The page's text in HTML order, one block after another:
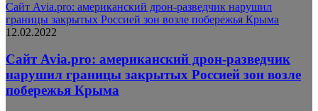
Сайт Avia.pro: американский дрон-разведчик нарушил
границы закрытых Россией зон возле побережья Крыма
12.02.2022
Сайт Avia.pro: американский дрон-разведчик
нарушил границы закрытых Россией зон возле
побережья Крыма